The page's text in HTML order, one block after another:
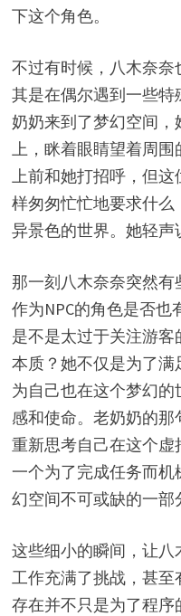
下这个角色。
不过有时候，八木奈
其是在偶尔遇到一些
奶奶来到了梦幻空间
上，眯着眼睛望着周
上前和她打招呼，但
样匆匆忙忙地要求什
异景色的世界。她轻声
那一刻八木奈奈突然
作为NPC的角色是否
是不是太过于关注游
本质？她不仅是为了
为自己也在这个梦幻
感和使命。老奶奶的
重新思考自己在这个
一个为了完成任务而
幻空间不可或缺的一部
这些细小的瞬间，让
工作充满了挑战，甚
存在并不只是为了程